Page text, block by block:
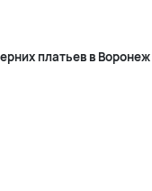
платьев в Воронеж